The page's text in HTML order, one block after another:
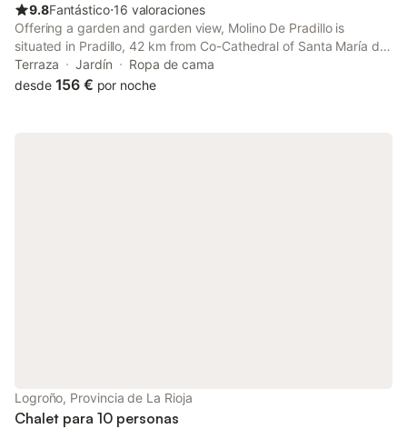
9.8Fantástico⋅16 valoraciones
Offering a garden and garden view, Molino De Pradillo is
situated in Pradillo, 42 km from Co-Cathedral of Santa María de
la Redonda and 42 km from La Rioja Museum.
Terraza Jardín
Ropa de cama
desde 156 € por noche
Logroño, Provincia de La Rioja
Chalet para 10 personas